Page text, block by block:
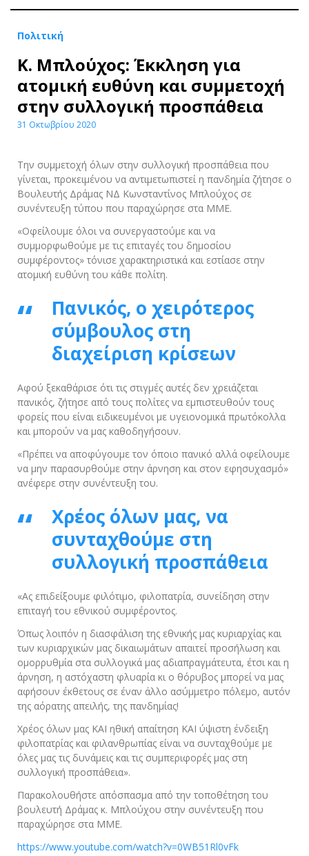
Πολιτική
Κ. Μπλούχος: Έκκληση για
ατομική ευθύνη και συμμετοχή
στην συλλογική προσπάθεια
31 Οκτωβρίου 2020
Την συμμετοχή όλων στην συλλογική προσπάθεια που
γίνεται, προκειμένου να αντιμετωπιστεί η πανδημία ζήτησε ο
Βουλευτής Δράμας ΝΔ Κωνσταντίνος Μπλούχος σε
συνέντευξη τύπου που παραχώρησε στα ΜΜΕ.
«Οφείλουμε όλοι να συνεργαστούμε και να
συμμορφωθούμε με τις επιταγές του δημοσίου
συμφέροντος» τόνισε χαρακτηριστικά και εστίασε στην
ατομική ευθύνη του κάθε πολίτη.
Πανικός, ο χειρότερος
σύμβουλος στη
διαχείριση κρίσεων
Αφού ξεκαθάρισε ότι τις στιγμές αυτές δεν χρειάζεται
πανικός, ζήτησε από τους πολίτες να εμπιστευθούν τους
φορείς που είναι ειδικευμένοι με υγειονομικά πρωτόκολλα
και μπορούν να μας καθοδηγήσουν.
«Πρέπει να αποφύγουμε τον όποιο πανικό αλλά οφείλουμε
να μην παρασυρθούμε στην άρνηση και στον εφησυχασμό»
ανέφερε στην συνέντευξη του.
Χρέος όλων μας, να
συνταχθούμε στη
συλλογική προσπάθεια
«Ας επιδείξουμε φιλότιμο, φιλοπατρία, συνείδηση στην
επιταγή του εθνικού συμφέροντος.
Όπως λοιπόν η διασφάλιση της εθνικής μας κυριαρχίας και
των κυριαρχικών μας δικαιωμάτων απαιτεί προσήλωση και
ομορρυθμία στα συλλογικά μας αδιαπραγμάτευτα, έτσι και η
άρνηση, η αστόχαστη φλυαρία κι ο θόρυβος μπορεί να μας
αφήσουν έκθετους σε έναν άλλο ασύμμετρο πόλεμο, αυτόν
της αόρατης απειλής, της πανδημίας!
Χρέος όλων μας ΚΑΙ ηθική απαίτηση ΚΑΙ ύψιστη ένδειξη
φιλοπατρίας και φιλανθρωπίας είναι να συνταχθούμε με
όλες μας τις δυνάμεις και τις συμπεριφορές μας στη
συλλογική προσπάθεια».
Παρακολουθήστε απόσπασμα από την τοποθέτηση του
βουλευτή Δράμας κ. Μπλούχου στην συνέντευξη που
παραχώρησε στα ΜΜΕ.
https://www.youtube.com/watch?v=0WB51Rl0vFk